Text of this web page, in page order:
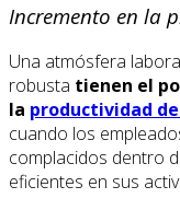
Incremento en la
Una atmósfera
robusta tienen el
la productividad
cuando los
complacidos dentro
eficientes en sus